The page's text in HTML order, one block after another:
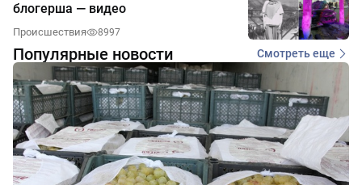
блогерша — видео
Происшествия 8997
Популярные новости Смотреть еще